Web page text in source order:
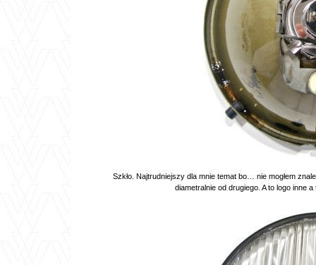
Szkło. Najtrudniejszy dla mnie temat bo… nie mogłem
diametralnie od drugiego. A to logo inne